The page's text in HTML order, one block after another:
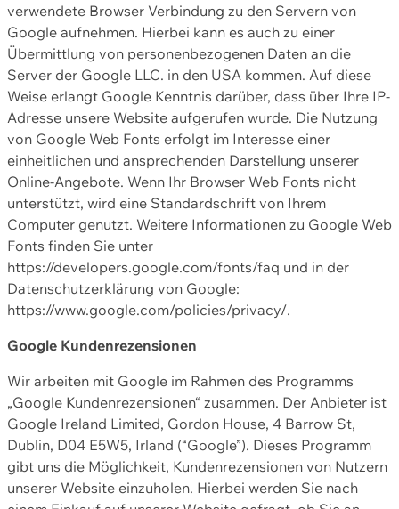
verwendete Browser Verbindung zu den Servern von
Google aufnehmen. Hierbei kann es auch zu einer
Übermittlung von personenbezogenen Daten an die
Server der Google LLC. in den USA kommen. Auf diese
Weise erlangt Google Kenntnis darüber, dass über Ihre IP-
Adresse unsere Website aufgerufen wurde. Die Nutzung
von Google Web Fonts erfolgt im Interesse einer
einheitlichen und ansprechenden Darstellung unserer
Online-Angebote. Wenn Ihr Browser Web Fonts nicht
unterstützt, wird eine Standardschrift von Ihrem
Computer genutzt. Weitere Informationen zu Google Web
Fonts finden Sie unter
https://developers.google.com/fonts/faq und in der
Datenschutzerklärung von Google:
https://www.google.com/policies/privacy/.
Google Kundenrezensionen
Wir arbeiten mit Google im Rahmen des Programms
„Google Kundenrezensionen“ zusammen. Der Anbieter ist
Google Ireland Limited, Gordon House, 4 Barrow St,
Dublin, D04 E5W5, Irland (“Google”). Dieses Programm
gibt uns die Möglichkeit, Kundenrezensionen von Nutzern
unserer Website einzuholen. Hierbei werden Sie nach